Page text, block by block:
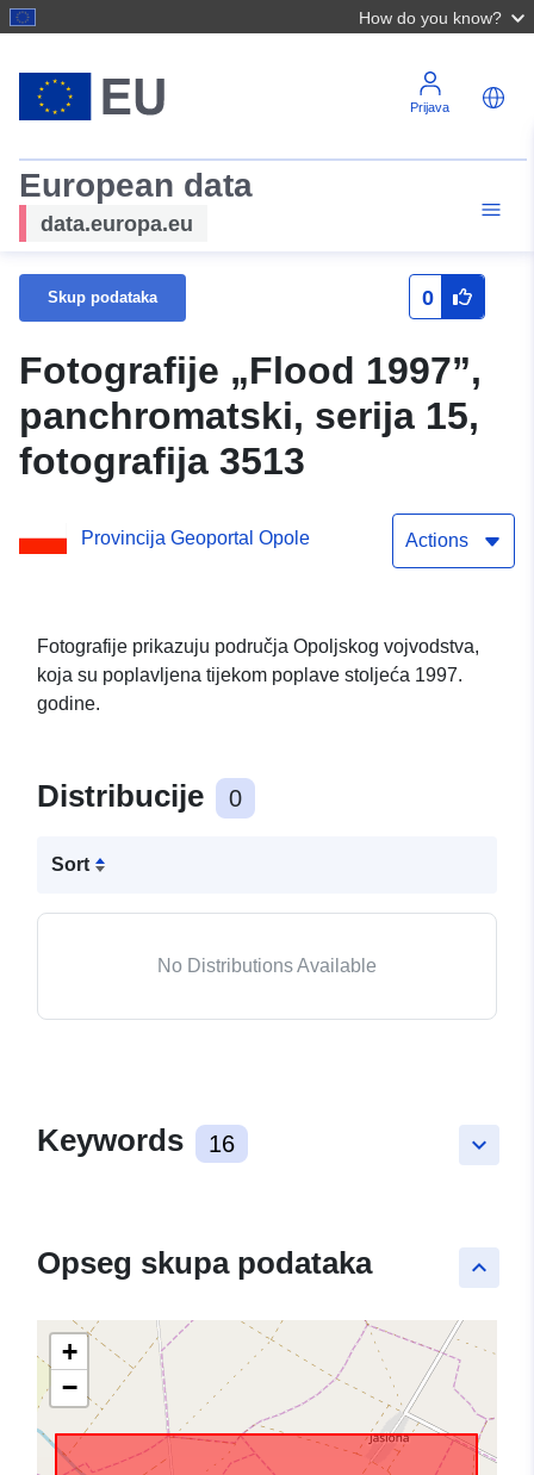
How do you know?
Prijava
European data
data.europa.eu
Skup podataka 0
Fotografije „Flood 1997”,
panchromatski, serija 15,
fotografija 3513
Provincija Geoportal Opole Actions
Fotografije prikazuju područja Opoljskog vojvodstva,
koja su poplavljena tijekom poplave stoljeća 1997.
godine.
Distribucije 0
Sort
No Distributions Available
keyboard_arrow_down
Keywords 16
keyboard_arrow_up
Opseg skupa podataka
+
−